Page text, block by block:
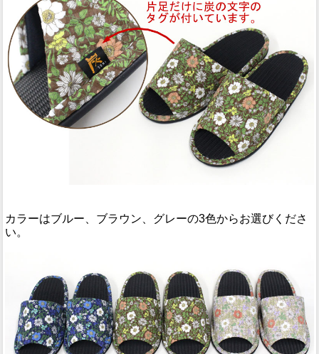
カラーはブルー、ブラウン、グレーの3色からお選びくださ
い。